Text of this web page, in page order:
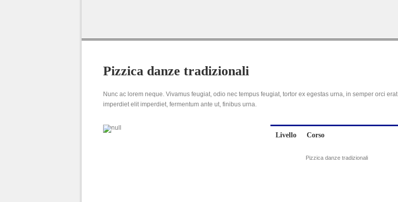
Pizzica danze tradizionali
Nunc ac lorem neque. Vivamus feugiat, odio nec tempus feugiat, tortor ex egestas urna, in semper orci
imperdiet elit imperdiet, fermentum ante ut, finibus urna.
Livello Corso
Pizzica danze tradizionali